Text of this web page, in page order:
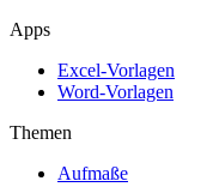
Apps
Excel-Vorlagen
Word-Vorlagen
Themen
Aufmaße